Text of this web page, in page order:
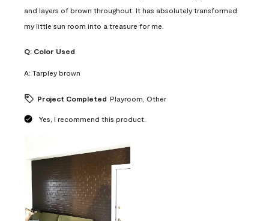
and layers of brown throughout. It has absolutely transformed
my little sun room into a treasure for me.
Q: Color Used
A: Tarpley brown
Project Completed Playroom, Other
Yes, I recommend this product.